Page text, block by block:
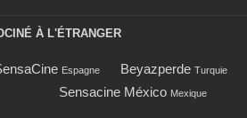
À L'ÉTRANGER
Espagne Beyazperde Turquie
Sensacine México Mexique